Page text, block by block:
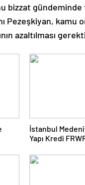
bizzat
Pezeşkiyan, kamu
azaltılması
İstanbul
Yapı Kredi